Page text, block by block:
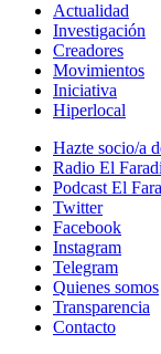
Actualidad
Investigación
Creadores
Movimientos
Iniciativa
Hiperlocal
Hazte socio/a
Radio El
Podcast El
Twitter
Facebook
Instagram
Telegram
Quienes somos
Transparencia
Contacto